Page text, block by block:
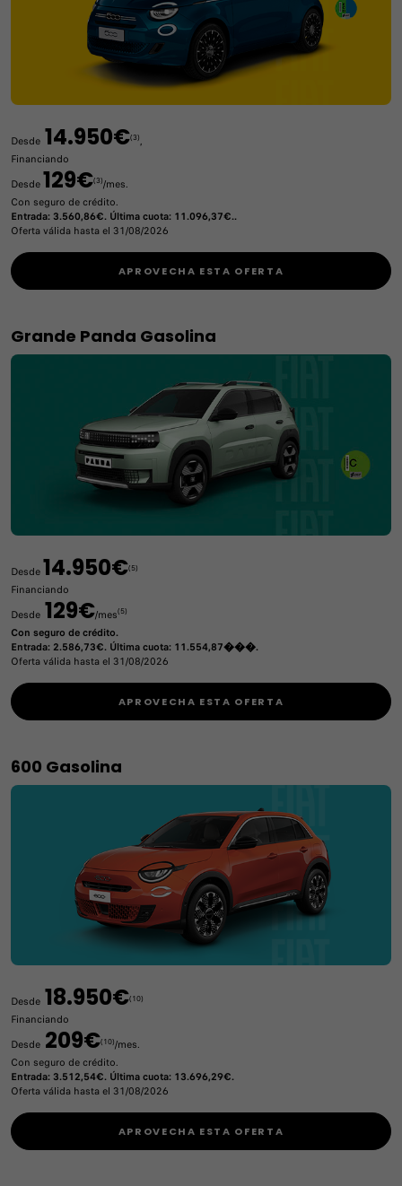
Desde 14.950€(3),
Financiando
Desde129€(3)/mes.
Con seguro de crédito.
Entrada: 3.560,86€. Última cuota: 11.096,37€..
Oferta válida hasta el 31/08/2026
APROVECHA ESTA OFERTA
Grande Panda Gasolina
Desde14.950€(5)
Financiando
Desde 129€/mes(5)
Con seguro de crédito.
Entrada: 2.586,73€. Última cuota: 11.554,87���.
Oferta válida hasta el 31/08/2026
APROVECHA ESTA OFERTA
600 Gasolina
Desde 18.950€(10)
Financiando
Desde 209€(10)/mes.
Con seguro de crédito.
Entrada: 3.512,54€. Última cuota: 13.696,29€.
Oferta válida hasta el 31/08/2026
APROVECHA ESTA OFERTA